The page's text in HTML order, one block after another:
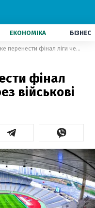
ЕКОНОМІКА БІЗНЕС
УЄФА може перенести фінал ліги чемпіонів через військові дії у Сирії
фінал
військові